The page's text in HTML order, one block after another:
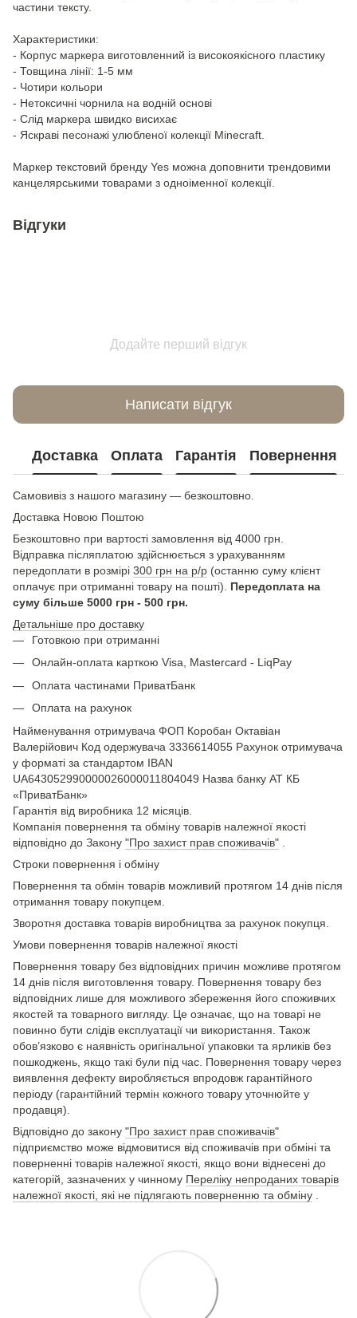
частини тексту.
Характеристики:
- Корпус маркера виготовленний із високоякісного пластику
- Товщина лінії: 1-5 мм
- Чотири кольори
- Нетоксичні чорнила на водній основі
- Слід маркера швидко висихає
- Яскраві песонажі улюбленої колекції Minecraft.
Маркер текстовий бренду Yes можна доповнити трендовими
канцелярськими товарами з одноіменної колекції.
Відгуки
Додайте перший відгук
Написати відгук
Доставка Оплата Гарантія Повернення
Самовивіз з нашого магазину — безкоштовно.
Доставка Новою Поштою
Безкоштовно при вартості замовлення від 4000 грн.
Відправка післяплатою здійснюється з урахуванням
передоплати в розмірі 300 грн на р/р (останню суму клієнт
оплачує при отриманні товару на пошті). Передоплата на
суму більше 5000 грн - 500 грн.
Детальніше про доставку
Готовкою при отриманні
Онлайн-оплата карткою Visa, Mastercard - LiqPay
Оплата частинами ПриватБанк
Оплата на рахунок
Найменування отримувача ФОП Коробан Октавіан
Валерійович Код одержувача 3336614055 Рахунок отримувача
у форматі за стандартом IBAN
UA643052990000026000011804049 Назва банку АТ КБ
«ПриватБанк»
Гарантія від виробника 12 місяців.
Компанія повернення та обміну товарів належної якості
відповідно до Закону "Про захист прав споживачів"
Строки повернення і обміну
Повернення та обмін товарів можливий протягом 14 днів після
отримання товару покупцем.
Зворотня доставка товарів виробництва за рахунок покупця.
Умови повернення товарів належної якості
Повернення товару без відповідних причин можливе протягом
14 днів після виготовлення товару. Повернення товару без
відповідних лише для можливого збереження його споживчих
якостей та товарного вигляду. Це означає, що на товарі не
повинно бути слідів експлуатації чи використання. Також
обов’язково є наявність оригінальної упаковки та ярликів без
пошкоджень, якщо такі були під час. Повернення товару через
виявлення дефекту виробляється впродовж гарантійного
періоду (гарантійний термін кожного товару уточнюйте у
продавця).
Відповідно до закону "Про захист прав споживачів"
підприємство може відмовитися від споживачів при обміні та
поверненні товарів належної якості, якщо вони віднесені до
категорій, зазначених у чинному Переліку непроданих товарів
належної якості, які не підлягають поверненню та обміну